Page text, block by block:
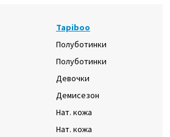
Tapiboo
Полуботинки
Полуботинки
Девочки
Демисезон
Нат. кожа
Нат. кожа